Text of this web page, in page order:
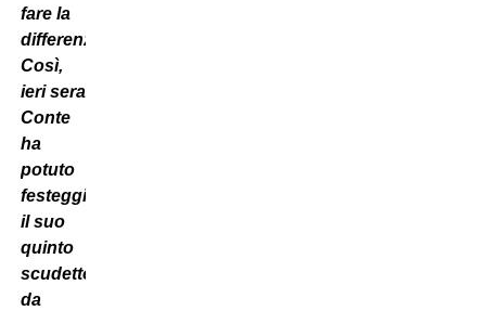
fare la
differenza.
Così,
ieri sera
Conte
ha
potuto
festeggiare
il suo
quinto
scudetto
da